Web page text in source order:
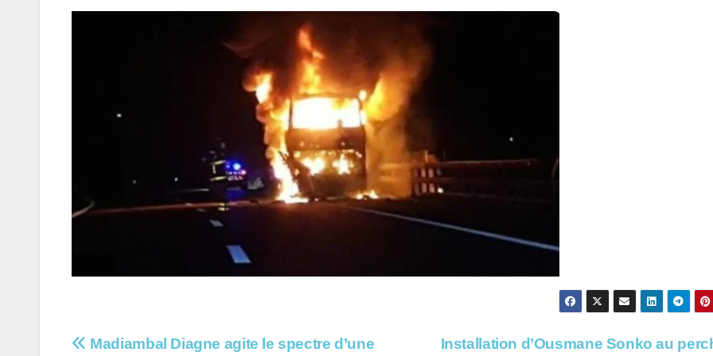
Navigation
Installation d’Ousmane Sonko au
Madiambal Diagne agite le spectre d’une